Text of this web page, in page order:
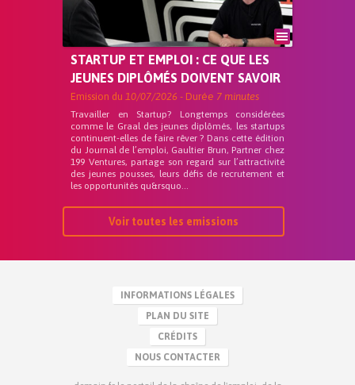
STARTUP ET EMPLOI : CE QUE LES
JEUNES DIPLÔMÉS DOIVENT SAVOIR
Emission du 10/07/2026 - Durée 7 minutes
Travailler en Startup? Longtemps considérées
comme le Graal des jeunes diplômés, les startups
continuent-elles de faire rêver ? Dans cette édition
du Journal de l’emploi, Gaultier Brun, Partner chez
199 Ventures, partage son regard sur l’attractivité
des jeunes pousses, leurs défis de recrutement et
les opportunités qu&rsquo...
Voir toutes les emissions
INFORMATIONS LÉGALES
PLAN DU SITE
CRÉDITS
NOUS CONTACTER